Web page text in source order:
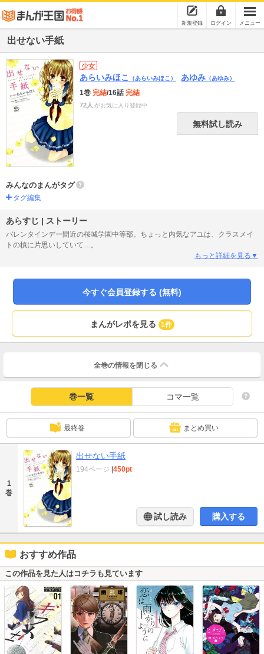
新規登録 ログイン メニュー
出せない手紙
少女
あらいみほこ （あらいみほこ） あゆみ （あゆみ）
1巻 完結/16話完結
72人 がお気に入り登録中
無料試し読み
みんなのまんがタグ
タグ編集
あらすじ | ストーリー
バレンタインデー間近の桜城学園中等部。ちょっと内気なアユは、クラスメイ
トの槙に片思いしていて…。
もっと詳細を見る▼
今すぐ会員登録する (無料)
まんがレポを見る 1件
全巻の情報を 閉じる
巻一覧 コマ一覧
最終巻 まとめ買い
1
巻
出せない手紙
194ページ 450pt
試し読み 購入する
おすすめ作品
この作品を見た人はコチラも見ています